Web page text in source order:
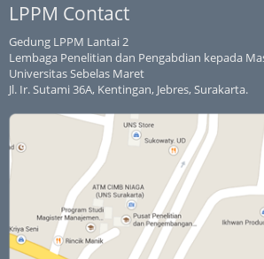
LPPM Contact
Gedung LPPM Lantai 2
Lembaga Penelitian dan Pengabdian kepada
Universitas Sebelas Maret
Jl. Ir. Sutami 36A, Kentingan, Jebres, Surakarta.